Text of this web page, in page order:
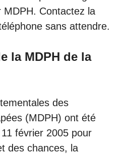
Contactez la
sans attendre.
la MDPH de la
des
(MDPH) ont été
février 2005 pour
des chances, la